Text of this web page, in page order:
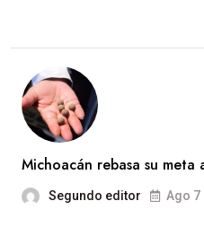
Michoacán rebasa su meta
Segundo editor Ago 7